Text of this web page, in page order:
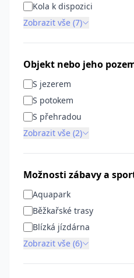
Kola k dispozici
Zobrazit vše (7)
Objekt nebo jeho
S jezerem
S potokem
S přehradou
Zobrazit vše (2)
Možnosti zábavy a
Aquapark
Běžkařské trasy
Blízká jízdárna
Zobrazit vše (6)